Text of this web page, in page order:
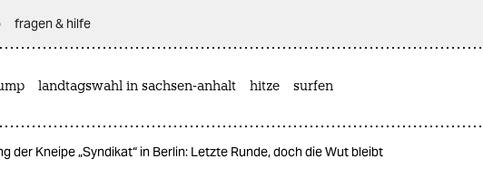
fragen & hilfe
landtagswahl in sachsen-anhalt hitze surfen
der Kneipe „Syndikat“ in Berlin: Letzte Runde, doch die Wut bleibt